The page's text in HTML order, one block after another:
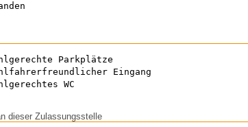
Parkplätze
Eingang
WC
dieser Zulassungsstelle